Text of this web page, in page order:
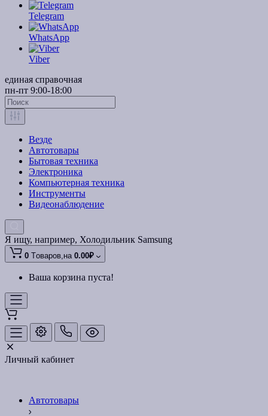
Telegram
WhatsApp
Viber
единая справочная
пн-пт 9:00-18:00
Везде
Автотовары
Бытовая техника
Электроника
Компьютерная техника
Инструменты
Видеонаблюдение
Я ищу, например, Холодильник Samsung
0 Tоваров,на 0.00₽
Ваша корзина пуста!
Личный кабинет
Автотовары